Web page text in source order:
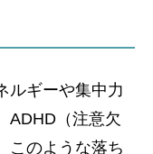
ルギーや集中力
ADHD（注意欠
このような落ち